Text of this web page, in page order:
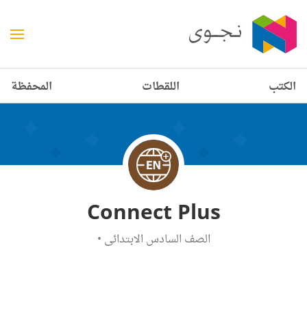
الكتب اللقطات المحفظة
Connect Plus
الصف السادس الابتدائي •